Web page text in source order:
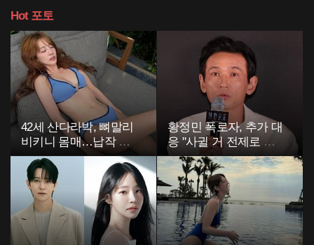
Hot포토
42세 산다라박, 뼈말리
비키니 몸매…납작 복
부에 깜짝
황정민 폭로자, 추가 대
응 "사귈 거 전제로 하
고…"